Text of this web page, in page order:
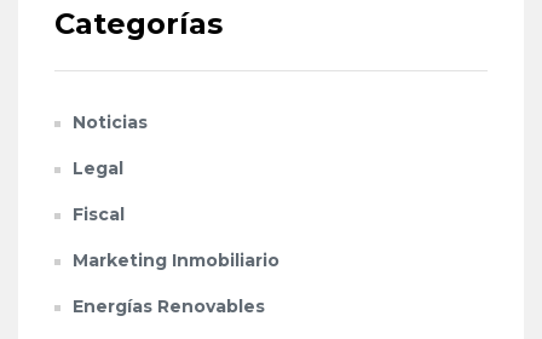
Categorías
Noticias
Legal
Fiscal
Marketing Inmobiliario
Energías Renovables